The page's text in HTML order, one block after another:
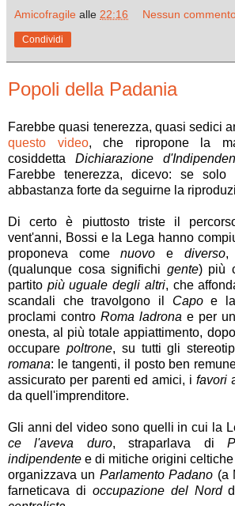
Amicofragile alle 22:16 Nessun
Condividi
Popoli della Padania
Farebbe quasi tenerezza, quasi sedici
questo video, che ripropone la
cosiddetta Dichiarazione
Farebbe tenerezza, dicevo: se solo
abbastanza forte da seguirne la
Di certo è piuttosto triste il
vent'anni, Bossi e la Lega hanno
proponeva comenuovo e diverso,
(qualunque cosa significhi gente) più
partito più uguale degli altri, che
scandali che travolgono il Capoe la
proclami contro Roma ladrona e per
onesta, al più totale appiattimento,
occupare poltrone, su tutti gli
romana: le tangenti, il posto ben
assicurato per parenti ed amici, i favori
da quell'imprenditore.
Gli anni del video sono quelli in cui la
ce l'aveva duro, straparlava di
indipendente e di mitiche origini
organizzava un Parlamento Padano (a
farneticava di occupazione del Nord